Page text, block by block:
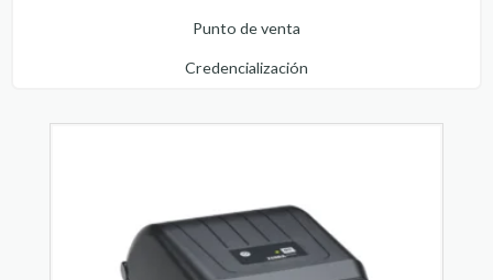
Punto de venta
Credencialización